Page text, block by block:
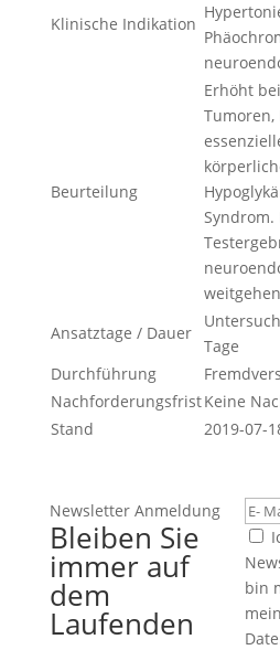
Klinische Indikation
Beurteilung
Erhöht
Tumoren,
Ansatztage / Dauer
Tage
Durchführung
NachforderungsfristKeine
Stand
2019-07-
Newsletter Anmeldung
Bleiben Sie
immer auf
dem
Laufenden
bin